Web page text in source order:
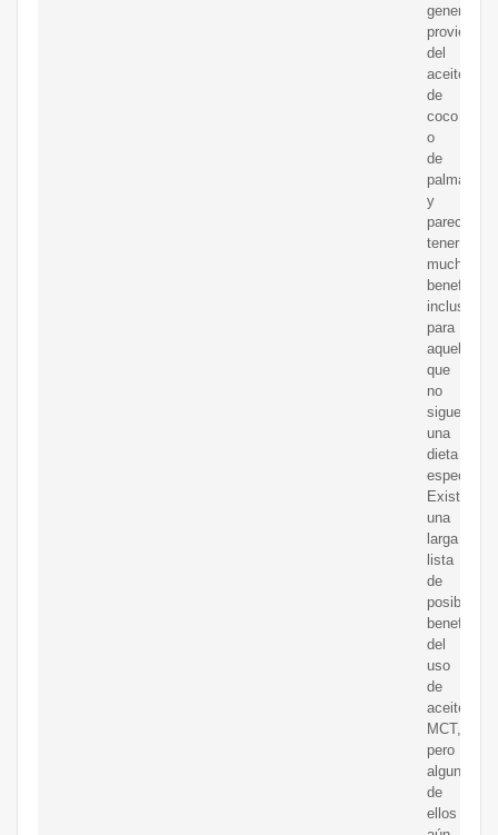
proviene
del
aceite
de
coco
o
de
palma,
y
parece
tener
muchos
beneficios
incluso
para
aquellos
que
no
siguen
una
dieta
especial.
Existe
una
larga
lista
de
posibles
beneficios
del
uso
de
aceite
MCT,
pero
algunos
de
ellos